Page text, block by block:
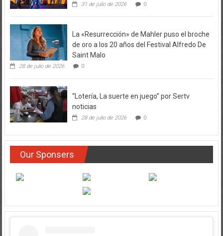
31 de julio de 2026 0
La «Resurrección» de Mahler puso el broche
de oro a los 20 años del Festival Alfredo De
Saint Malo
28 de julio de 2026 0
“Lotería, La suerte en juego” por Sertv
noticias
28 de julio de 2026 0
Our Sponsers